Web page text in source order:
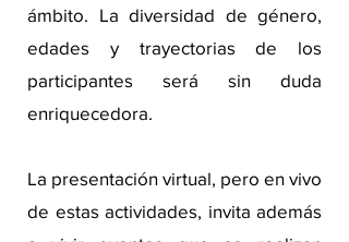
ámbito. La diversidad de género,
edades y trayectorias de los
participantes será sin duda
enriquecedora.
La presentación virtual, pero en vivo
de estas actividades, invita además